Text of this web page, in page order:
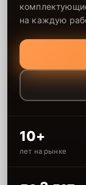
на каждую
10+
лет на рынке